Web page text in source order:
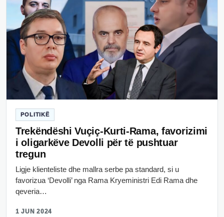
POLITIKË
Trekëndëshi Vuçiç-Kurti-Rama, favorizimi
i oligarkëve Devolli për të pushtuar
tregun
Ligje klienteliste dhe mallra serbe pa standard, si u
favorizua ‘Devolli’ nga Rama Kryeministri Edi Rama dhe
qeveria…
1 JUN 2024